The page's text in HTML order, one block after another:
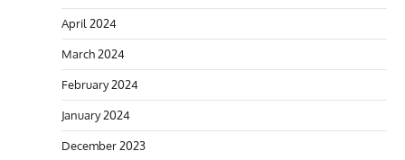
April 2024
March 2024
February 2024
January 2024
December 2023